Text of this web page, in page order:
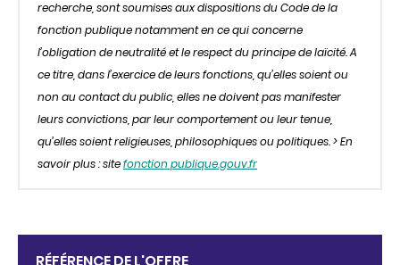
recherche, sont soumises aux dispositions du Code de la
fonction publique notamment en ce qui concerne
l’obligation de neutralité et le respect du principe de laïcité. A
ce titre, dans l’exercice de leurs fonctions, qu’elles soient ou
non au contact du public, elles ne doivent pas manifester
leurs convictions, par leur comportement ou leur tenue,
qu’elles soient religieuses, philosophiques ou politiques. > En
savoir plus : sitefonction publique.gouv.fr